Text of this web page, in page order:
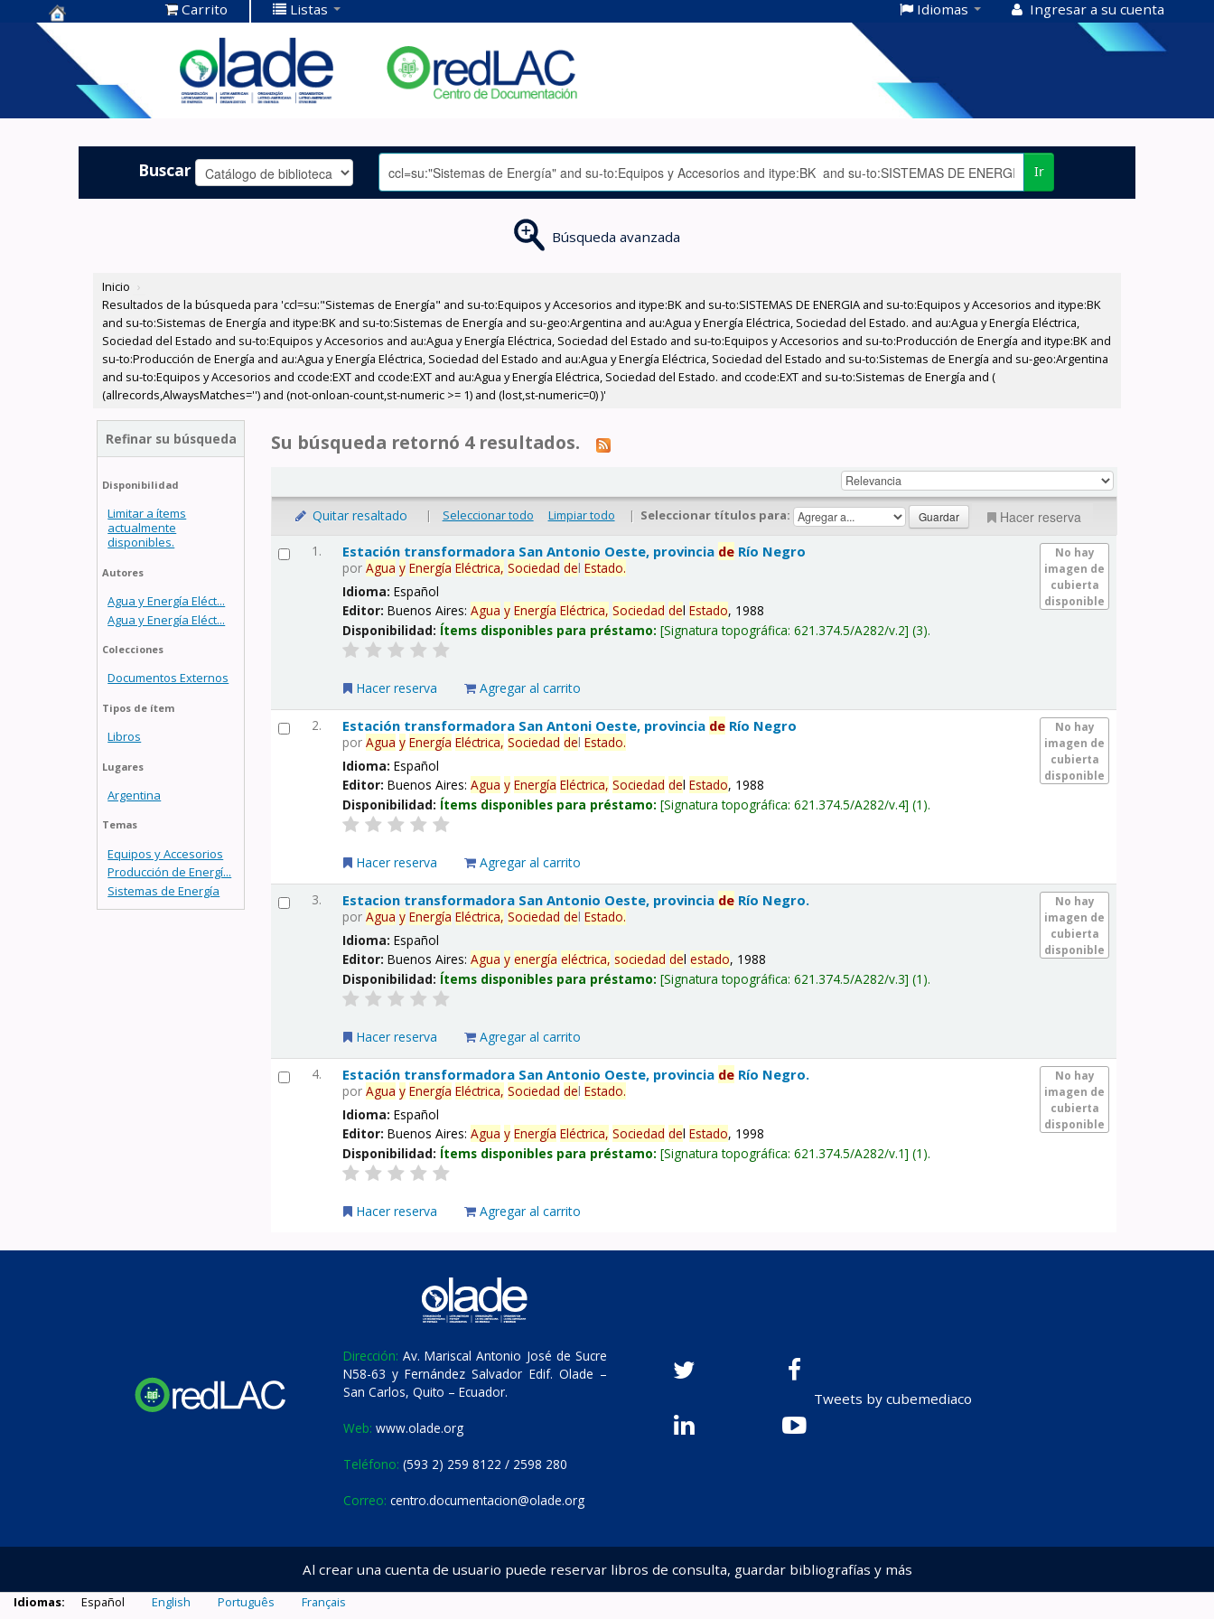
Centro de
Documentación
OLADE -
Carrito Listas Idiomas Ingresar a su cuenta
Buscar Ir
Búsqueda avanzada
Inicio ›
Resultados de la búsqueda para 'ccl=su:"Sistemas de Energía" and su-to:Equipos y Accesorios and itype:BK and su-to:SISTEMAS DE ENERGIA and su-to:Equipos y Accesorios and itype:BK
and su-to:Sistemas de Energía and itype:BK and su-to:Sistemas de Energía and su-geo:Argentina and au:Agua y Energía Eléctrica, Sociedad del Estado. and au:Agua y Energía Eléctrica,
Sociedad del Estado and su-to:Equipos y Accesorios and au:Agua y Energía Eléctrica, Sociedad del Estado and su-to:Equipos y Accesorios and su-to:Producción de Energía and itype:BK and
su-to:Producción de Energía and au:Agua y Energía Eléctrica, Sociedad del Estado and au:Agua y Energía Eléctrica, Sociedad del Estado and su-to:Sistemas de Energía and su-geo:Argentina
and su-to:Equipos y Accesorios and ccode:EXT and ccode:EXT and au:Agua y Energía Eléctrica, Sociedad del Estado. and ccode:EXT and su-to:Sistemas de Energía and (
(allrecords,AlwaysMatches='') and (not-onloan-count,st-numeric >= 1) and (lost,st-numeric=0) )'
Refinar su búsqueda
Disponibilidad
Limitar a ítems
actualmente
disponibles.
Autores
Agua y Energía Eléct...
Agua y Energía Eléct...
Colecciones
Documentos Externos
Tipos de ítem
Libros
Lugares
Argentina
Temas
Equipos y Accesorios
Producción de Energí...
Sistemas de Energía
Su búsqueda retornó 4 resultados.
Quitar resaltado | Seleccionar todo Limpiar todo | Seleccionar títulos para: Hacer reserva
1.
No hay
imagen de
cubierta
disponible
Estación transformadora San Antonio Oeste, provincia de Río Negro
porAgua y Energía Eléctrica, Sociedad delEstado.
Idioma:Español
Editor:Buenos Aires:Agua y Energía Eléctrica, Sociedad delEstado, 1988
Disponibilidad: Ítems disponibles para préstamo: Signatura topográfica:621.374.5/A282/v.2 (3).
Hacer reserva Agregar al carrito
2.
No hay
imagen de
cubierta
disponible
Estación transformadora San Antoni Oeste, provincia de Río Negro
porAgua y Energía Eléctrica, Sociedad delEstado.
Idioma:Español
Editor:Buenos Aires:Agua y Energía Eléctrica, Sociedad delEstado, 1988
Disponibilidad: Ítems disponibles para préstamo: Signatura topográfica:621.374.5/A282/v.4 (1).
Hacer reserva Agregar al carrito
3.
No hay
imagen de
cubierta
disponible
Estacion transformadora San Antonio Oeste, provincia de Río Negro.
porAgua y Energía Eléctrica, Sociedad delEstado.
Idioma:Español
Editor:Buenos Aires:Agua y energía eléctrica, sociedad delestado, 1988
Disponibilidad: Ítems disponibles para préstamo: Signatura topográfica:621.374.5/A282/v.3 (1).
Hacer reserva Agregar al carrito
4.
No hay
imagen de
cubierta
disponible
Estación transformadora San Antonio Oeste, provincia de Río Negro.
porAgua y Energía Eléctrica, Sociedad delEstado.
Idioma:Español
Editor:Buenos Aires:Agua y Energía Eléctrica, Sociedad delEstado, 1998
Disponibilidad: Ítems disponibles para préstamo: Signatura topográfica:621.374.5/A282/v.1 (1).
Hacer reserva Agregar al carrito
Dirección: Av. Mariscal Antonio José de Sucre
N58-63 y Fernández Salvador Edif. Olade –
San Carlos, Quito – Ecuador.
Web: www.olade.org
Teléfono: (593 2) 259 8122 / 2598 280
Correo: centro.documentacion@olade.org
Tweets by cubemediaco
Al crear una cuenta de usuario puede reservar libros de consulta, guardar bibliografías y más
Idiomas: Español English Português Français